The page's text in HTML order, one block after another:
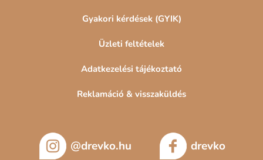
Gyakori kérdések (GYIK)
Üzleti feltételek
Adatkezelési tájékoztató
Reklamáció & visszaküldés
@drevko.hu drevko